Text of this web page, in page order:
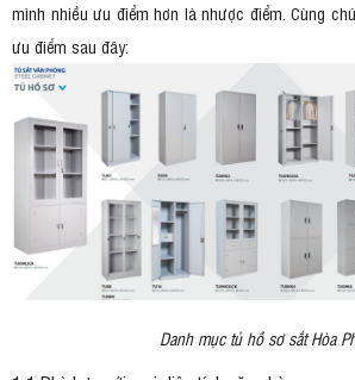
mình nhiều ưu điểm hơn là nhược điểm. Cùng
ưu điểm sau đây:
Danh mục tủ hồ sơ sắt Hòa